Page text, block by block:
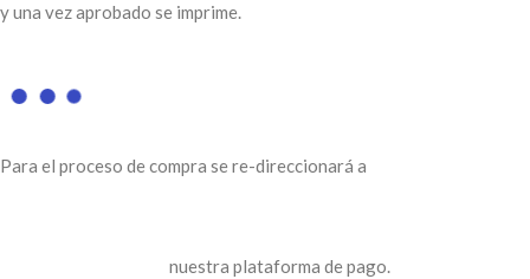
y una vez aprobado se imprime.
Para el proceso de compra se re-direccionará a
nuestra plataforma de pago.